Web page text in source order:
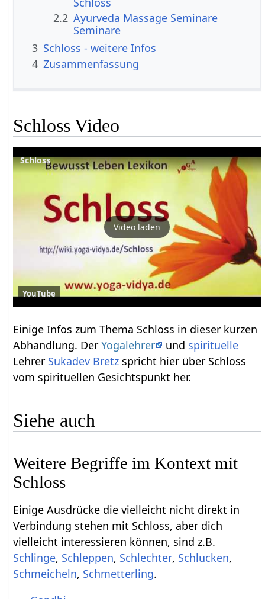
2.2 Ayurveda Massage Seminare
Seminare
3
Schloss‏‎ - weitere Infos
4 Zusammenfassung
Schloss Video
Schloss
Video laden
YouTube
Einige Infos zum Thema Schloss‏‎ in dieser kurzen
Abhandlung. DerYogalehrer und spirituelle
Lehrer Sukadev Bretz spricht hier über Schloss‏‎
vom spirituellen Gesichtspunkt her.
Siehe auch
Weitere Begriffe im Kontext mit
Einige Ausdrücke die vielleicht nicht direkt in
Verbindung stehen mit Schloss‏‎, aber dich
vielleicht interessieren können, sind z.B.
, , ,
,
,
.